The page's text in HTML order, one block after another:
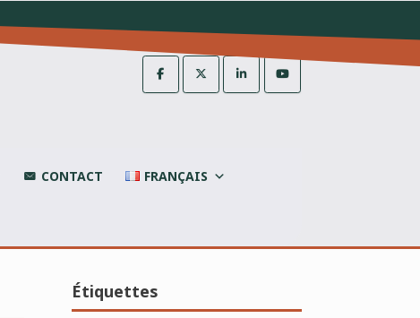
CONTACT
FRANÇAIS
Étiquettes